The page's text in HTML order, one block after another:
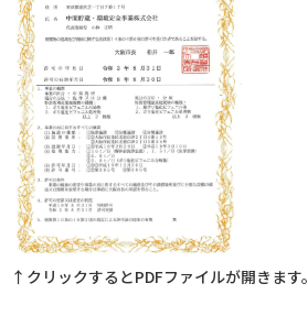
↑クリックするとPDFファイルが開きます。